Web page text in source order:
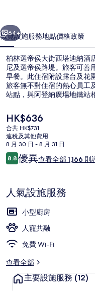
西
塔
迪
納
酒
店
相
片
集
個 下一個
64+
概覽設施服務地點價格政策
柏林選帝侯大街西塔迪納酒
尼及選帝侯路堤。旅客可善
早餐。此住宿附設露台及花
旅客無不對住宿的熱心員工
站點，與阿登納廣場地鐵站
現
價
HK$636
HK$636
合共 HK$731
連稅及其他費用
8 月 30 日 - 8 月 31 日
評
價
8.88.8 分，滿分 10 分，
優異查看全部 1,166 則
人氣設施服務
小型廚房
人寵共融
免費 Wi-Fi
查看全部
主要設施服務 (12)